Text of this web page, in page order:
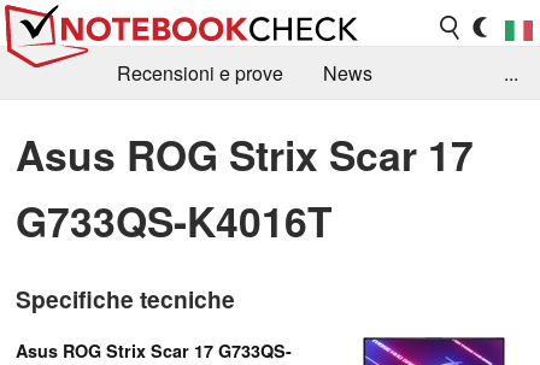
Recensioni e prove
News
Guida agli acquisti
Search Contact
...
Asus ROG Strix Scar 17
G733QS-K4016T
Specifiche tecniche
Asus ROG Strix Scar 17 G733QS-